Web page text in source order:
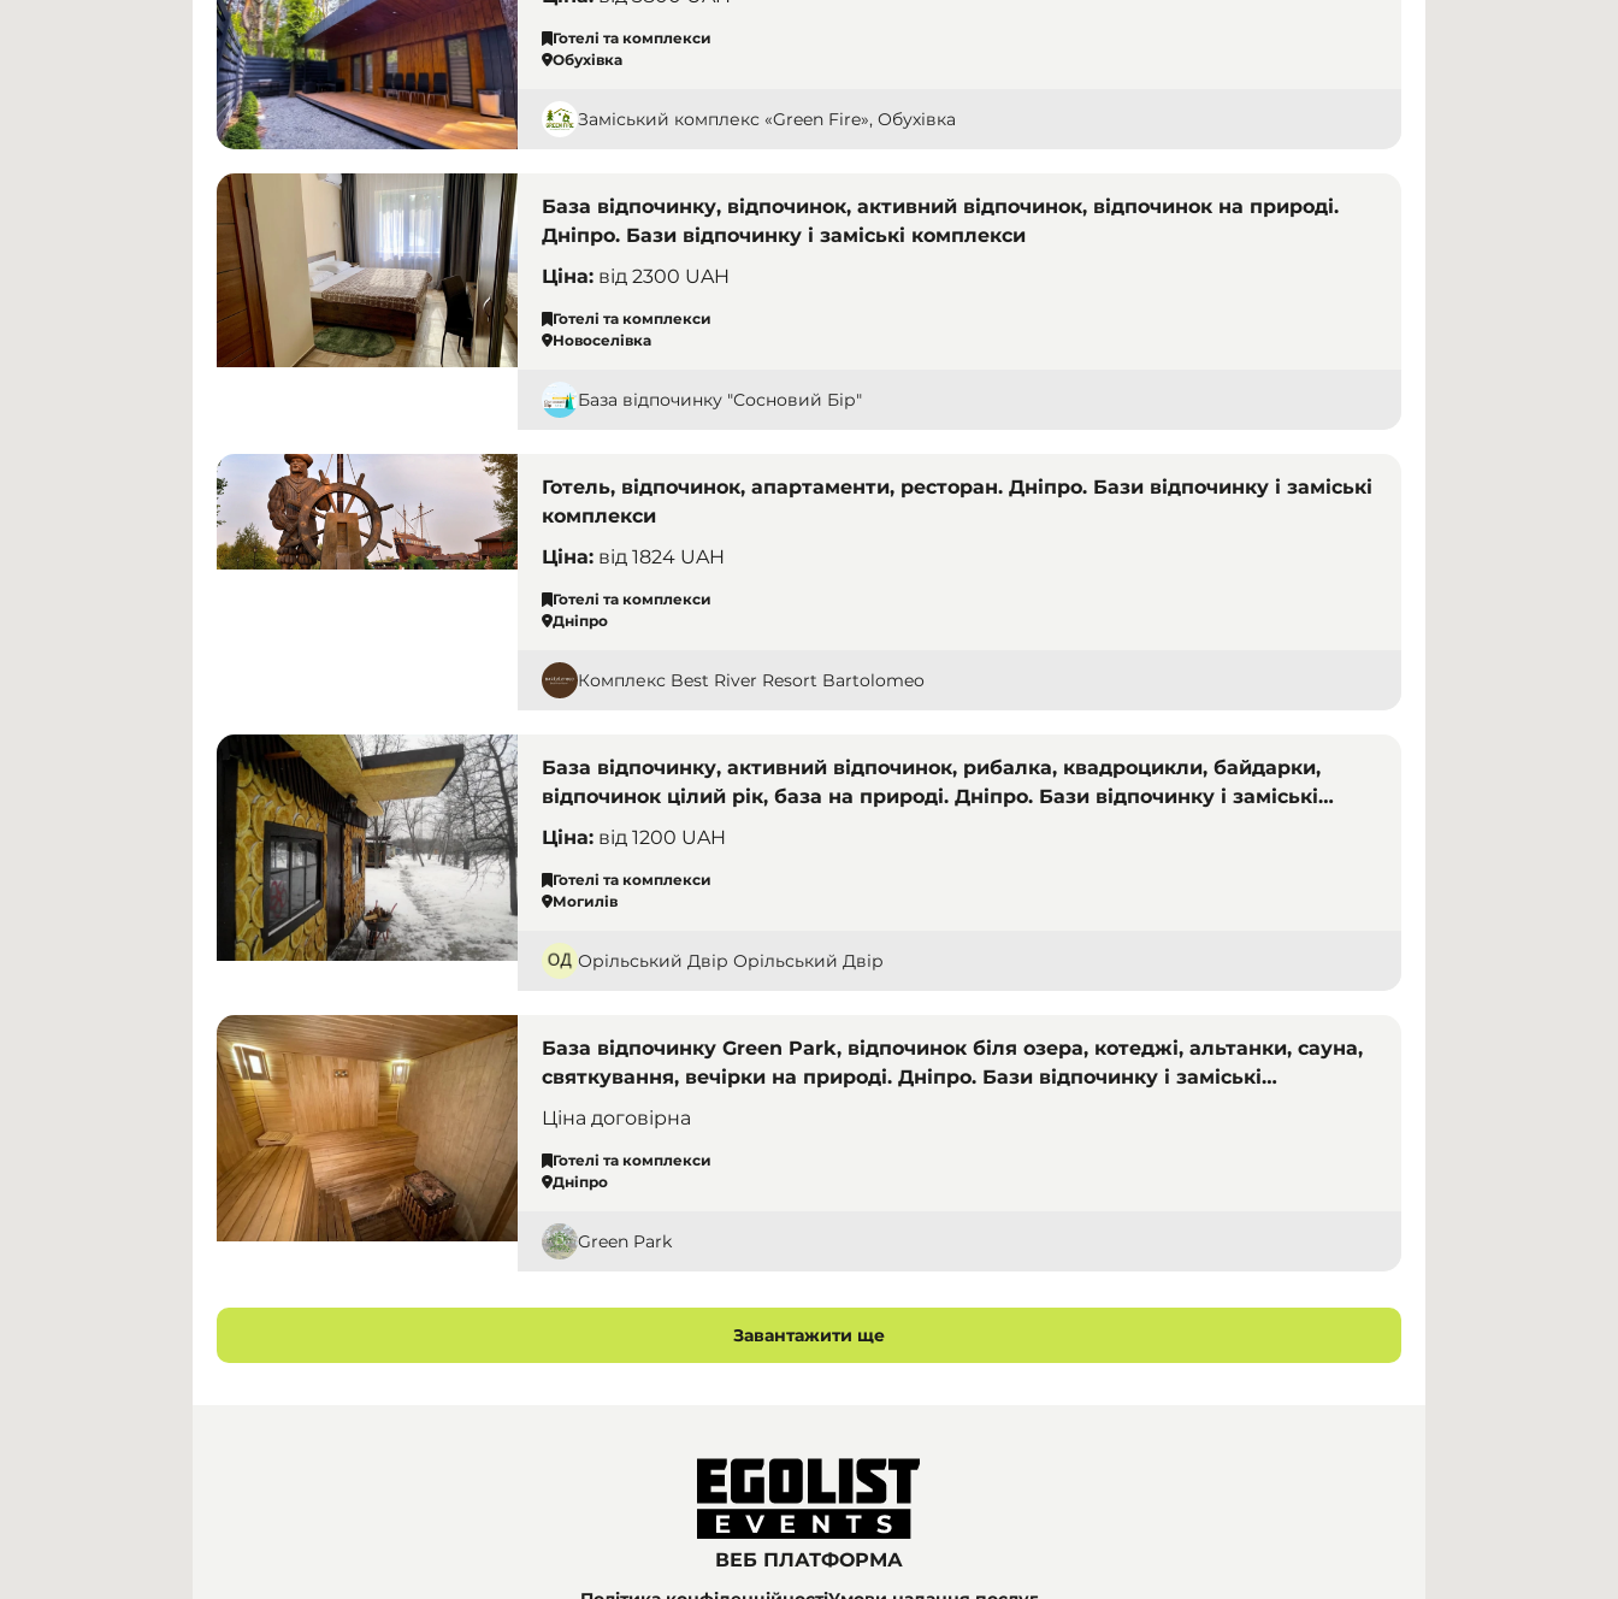
Готелі та комплекси
Обухівка
Заміський комплекс «Green Fire», Обухівка
База відпочинку, відпочинок, активний відпочинок, відпочинок на природі.
Дніпро. Бази відпочинку і заміські комплекси
Ціна: від 2300 UAH
Готелі та комплекси
Новоселівка
База відпочинку "Сосновий Бір"
Готель, відпочинок, апартаменти, ресторан. Дніпро. Бази відпочинку і заміські
комплекси
Ціна: від 1824 UAH
Готелі та комплекси
Дніпро
Комплекс Best River Resort Bartolomeo
База відпочинку, активний відпочинок, рибалка, квадроцикли, байдарки,
відпочинок цілий рік, база на природі. Дніпро. Бази відпочинку і заміські
комплекси
Ціна: від 1200 UAH
Готелі та комплекси
Могилів
Орільський Двір Орільський Двір
База відпочинку Green Park, відпочинок біля озера, котеджі, альтанки, сауна,
святкування, вечірки на природі. Дніпро. Бази відпочинку і заміські
комплекси
Ціна договірна
Готелі та комплекси
Дніпро
Green Park
Завантажити ще
ВЕБ ПЛАТФОРМА